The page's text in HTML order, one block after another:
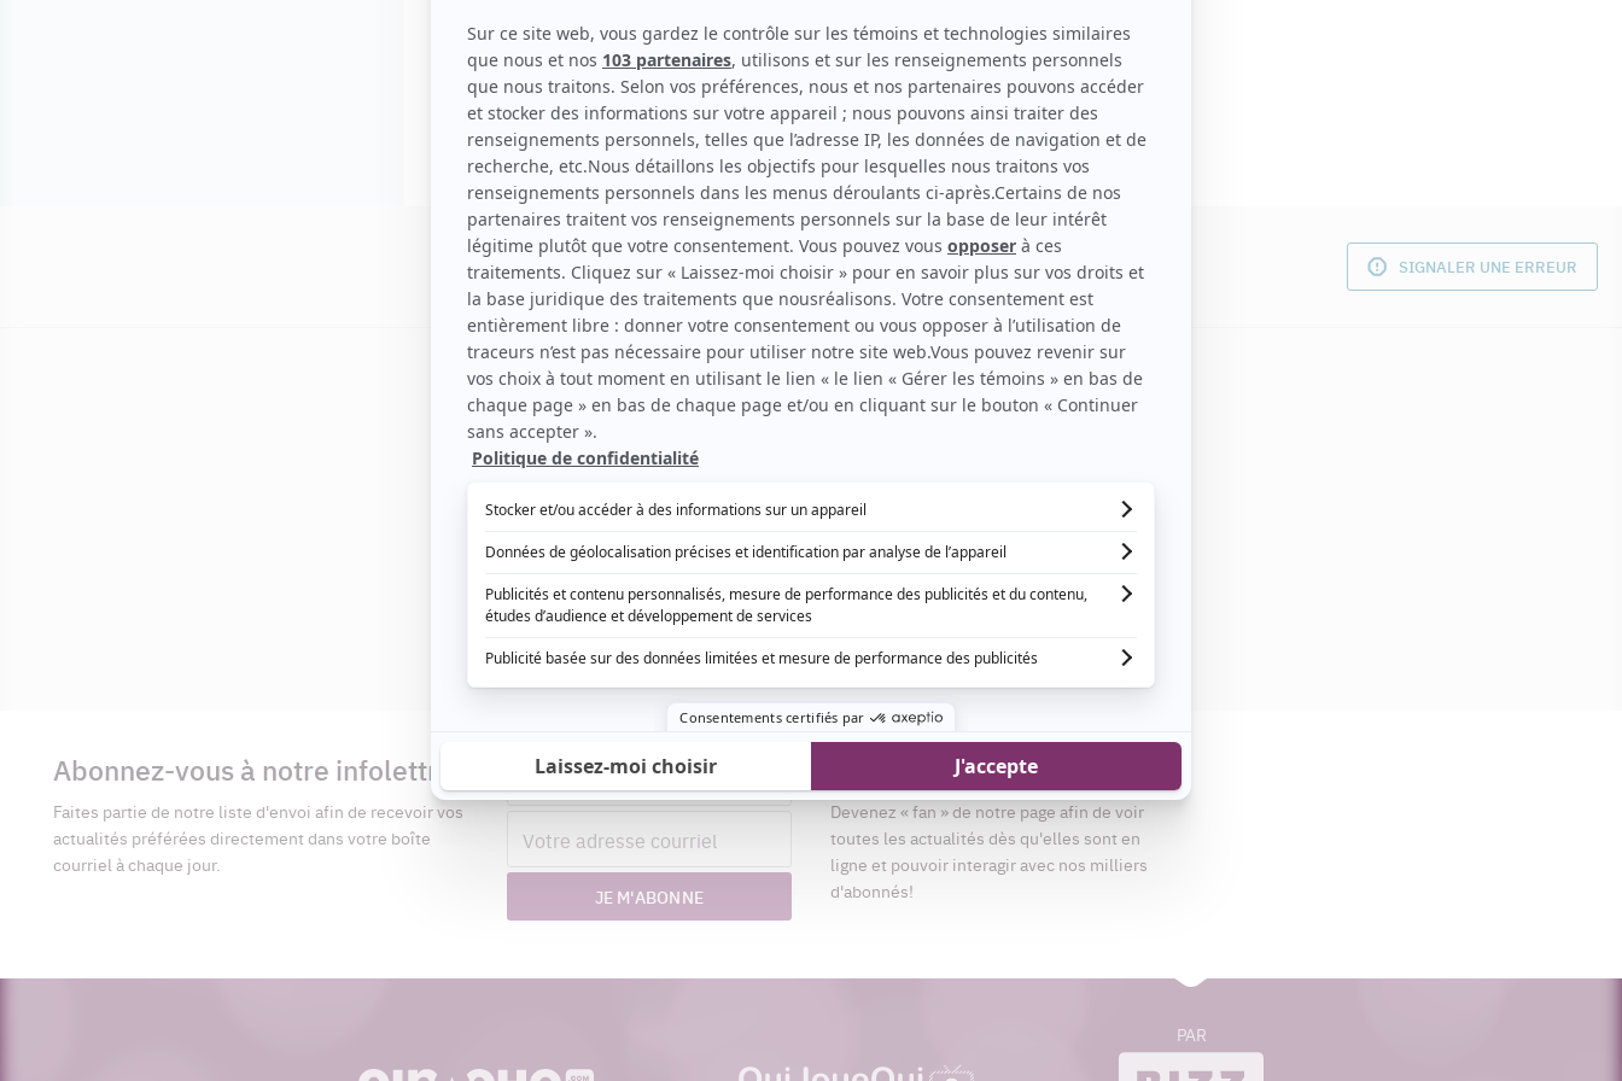
Capitaine de Lorme
Voir les films de Henri Norbert sur Cinoche.com
EN COLLABORATION AVEC SIGNALER UNE ERREUR
complémentaires
Abonnez-vous à notre infolettre
Faites partie de notre liste d'envoi afin de recevoir vos
actualités préférées directement dans votre boîte
courriel à chaque jour.
Prénom
courriel
JE M'ABONNE
Aimez-nous sur Facebook
Devenez « fan » de notre page afin de voir
toutes les actualités dès qu'elles sont en
ligne et pouvoir interagir avec nos milliers
d'abonnés!
quijouequi.com
PAR